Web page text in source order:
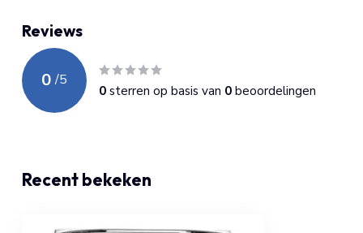
Reviews
0 /5
0sterren op basis van 0beoordelingen
Recent bekeken